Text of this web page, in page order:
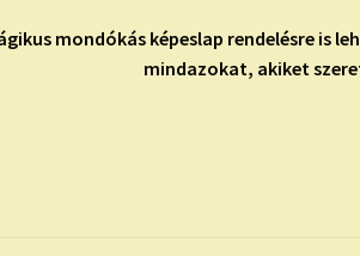
mondókás képeslap rendelésre is
mindazokat, akiket